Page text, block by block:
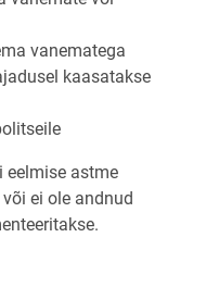
vanematega
kaasatakse
eelmise astme
ei ole andnud